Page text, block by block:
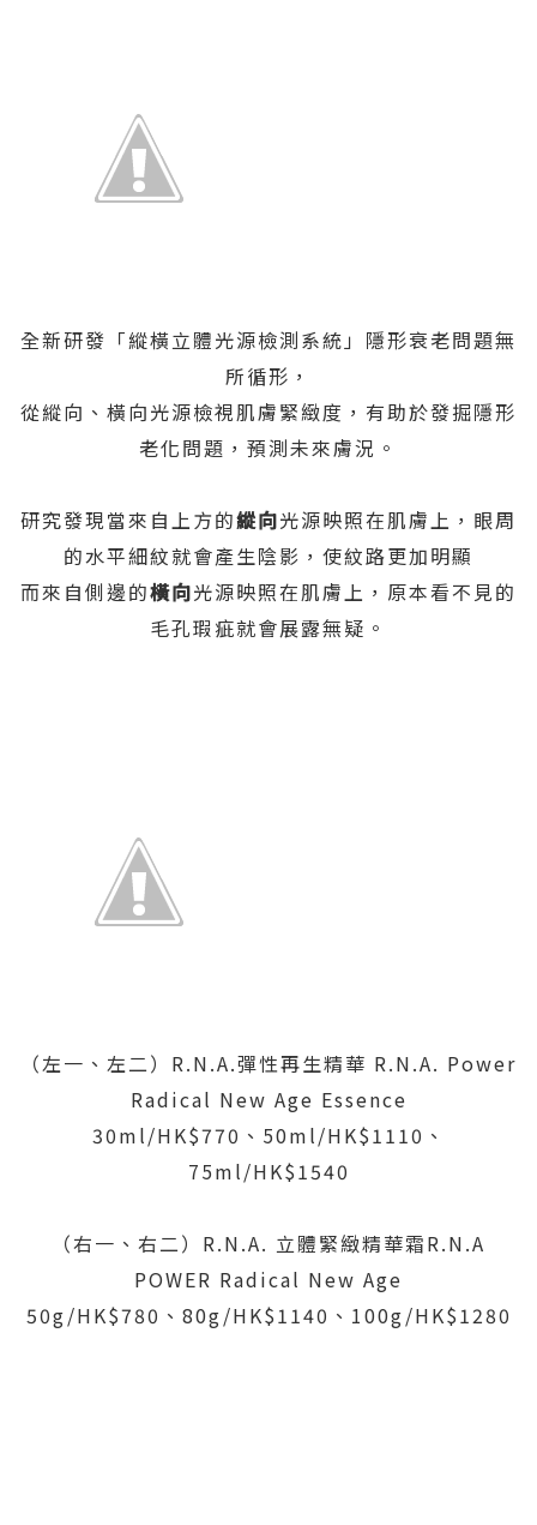
全新研發「縱橫立體光源檢測系統」隱形衰老問題無
所循形，
從縱向、橫向光源檢視肌膚緊緻度，有助於發掘隱形
老化問題，預測未來膚況。
研究發現當來自上方的縱向光源映照在肌膚上，眼周
的水平細紋就會產生陰影，使紋路更加明顯
而來自側邊的橫向光源映照在肌膚上，原本看不見的
毛孔瑕疵就會展露無疑。
（左一、左二）R.N.A.彈性再生精華 R.N.A. Power
Radical New Age Essence
30ml/HK$770、50ml/HK$1110、
75ml/HK$1540
（右一、右二）R.N.A. 立體緊緻精華霜R.N.A
POWER Radical New Age
50g/HK$780、80g/HK$1140、100g/HK$1280